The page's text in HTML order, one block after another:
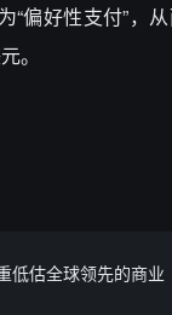
“偏好性支付”，
。
低估全球领先的商业